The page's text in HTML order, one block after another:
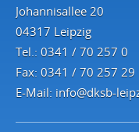
Johannisallee 20
04317 Leipzig
Tel.: 0341 / 70 257 0
Fax: 0341 / 70 257 29
E-Mail: info@dksb-